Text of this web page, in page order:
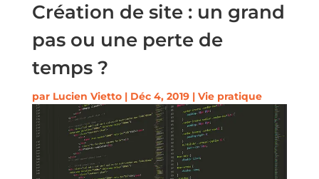
Création de site : un grand
pas ou une perte de
temps ?
par Lucien Vietto| Déc 4, 2019| Vie pratique